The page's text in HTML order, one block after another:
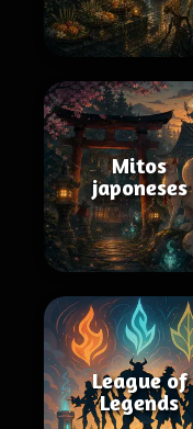
Mitos
japoneses
League of
Legends